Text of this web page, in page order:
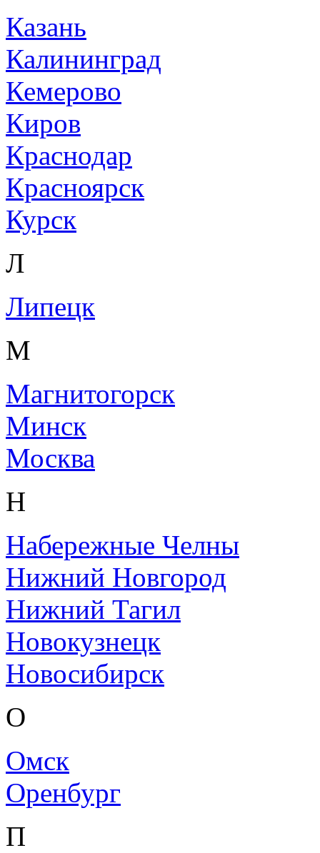
Казань
Калининград
Кемерово
Киров
Краснодар
Красноярск
Курск
Л
Липецк
М
Магнитогорск
Минск
Москва
Н
Набережные Челны
Нижний Новгород
Нижний Тагил
Новокузнецк
Новосибирск
О
Омск
Оренбург
П